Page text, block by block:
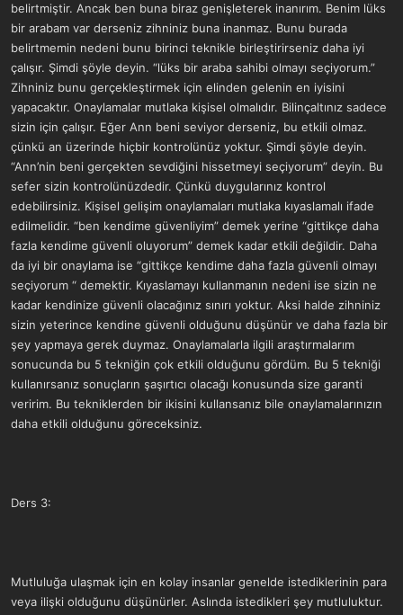
belirtmiştir. Ancak ben buna biraz genişleterek inanırım. Benim lüks
bir arabam var derseniz zihniniz buna inanmaz. Bunu burada
belirtmemin nedeni bunu birinci teknikle birleştirirseniz daha iyi
çalışır. Şimdi şöyle deyin. “lüks bir araba sahibi olmayı seçiyorum.”
Zihniniz bunu gerçekleştirmek için elinden gelenin en iyisini
yapacaktır. Onaylamalar mutlaka kişisel olmalıdır. Bilinçaltınız sadece
sizin için çalışır. Eğer Ann beni seviyor derseniz, bu etkili olmaz.
çünkü an üzerinde hiçbir kontrolünüz yoktur. Şimdi şöyle deyin.
“Ann’nin beni gerçekten sevdiğini hissetmeyi seçiyorum” deyin. Bu
sefer sizin kontrolünüzdedir. Çünkü duygularınız kontrol
edebilirsiniz. Kişisel gelişim onaylamaları mutlaka kıyaslamalı ifade
edilmelidir. “ben kendime güvenliyim” demek yerine “gittikçe daha
fazla kendime güvenli oluyorum” demek kadar etkili değildir. Daha
da iyi bir onaylama ise “gittikçe kendime daha fazla güvenli olmayı
seçiyorum “ demektir. Kıyaslamayı kullanmanın nedeni ise sizin ne
kadar kendinize güvenli olacağınız sınırı yoktur. Aksi halde zihniniz
sizin yeterince kendine güvenli olduğunu düşünür ve daha fazla bir
şey yapmaya gerek duymaz. Onaylamalarla ilgili araştırmalarım
sonucunda bu 5 tekniğin çok etkili olduğunu gördüm. Bu 5 tekniği
kullanırsanız sonuçların şaşırtıcı olacağı konusunda size garanti
veririm. Bu tekniklerden bir ikisini kullansanız bile onaylamalarınızın
daha etkili olduğunu göreceksiniz.
Ders 3:
Mutluluğa ulaşmak için en kolay insanlar genelde istediklerinin para
veya ilişki olduğunu düşünürler. Aslında istedikleri şey mutluluktur.